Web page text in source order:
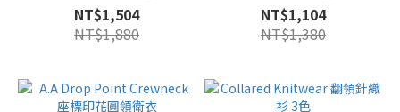
NT$1,504
NT$1,880
NT$1,104
NT$1,380